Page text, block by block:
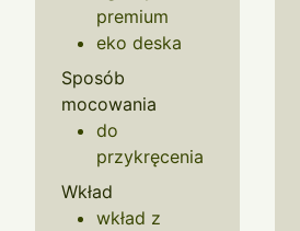
premium
eko deska
Sposób
mocowania
do
przykręcenia
Wkład
wkład z